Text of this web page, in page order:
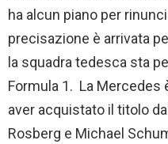
ha alcun piano per
precisazione è arrivata
la squadra tedesca sta
Formula 1. La Mercedes
aver acquistato il titolo
Rosberg e Michael